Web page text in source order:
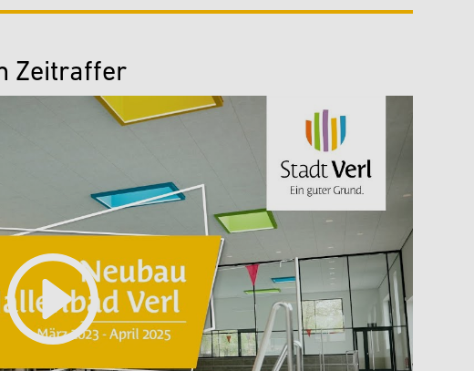
Zeitraffer